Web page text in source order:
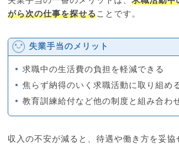
がら次の仕事を探せることです。
失業手当のメリット
求職中の生活費の負担を軽減できる
焦らず納得のいく求職活動に取り組め
教育訓練給付など他の制度と組み合わ
収入の不安が減ると、待遇や働き方を妥協